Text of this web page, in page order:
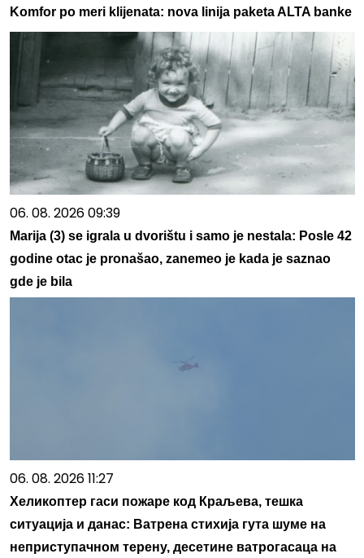
Komfor po meri klijenata: nova linija paketa ALTA banke
06. 08. 2026 09:39
Marija (3) se igrala u dvorištu i samo je nestala: Posle 42
godine otac je pronašao, zanemeo je kada je saznao
gde je bila
06. 08. 2026 11:27
Хеликоптер гаси пожаре код Краљева, тешка
ситуација и данас: Ватрена стихија гута шуме на
неприступачном терену, десетине ватрогасаца на